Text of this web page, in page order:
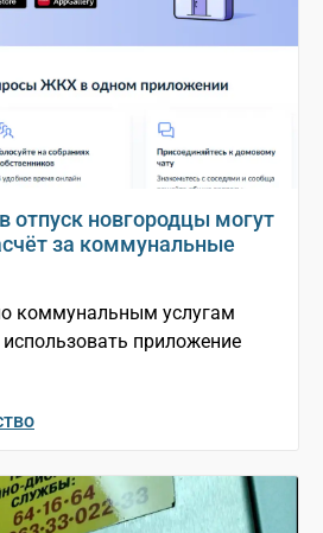
отпуск новгородцы могут
за коммунальные
коммунальным услугам
приложение